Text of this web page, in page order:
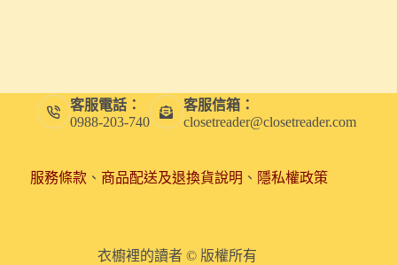
客服電話：
0988-203-740
客服信箱：
closetreader@closetreader.com
服務條款、 商品配送及退換貨說明 、 隱私權政策
衣櫥裡的讀者 © 版權所有